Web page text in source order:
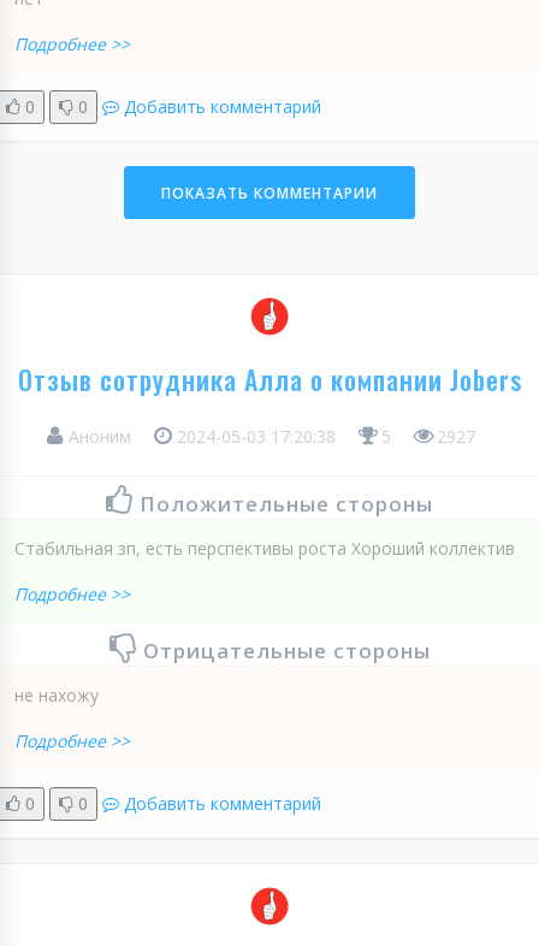
Подробнее >>
0 0 Добавить комментарий
ПОКАЗАТЬ КОММЕНТАРИИ
Отзыв сотрудника Алла о компании Jobers
Аноним 2024-05-03 17:20:38 5 2927
Положительные стороны
Стабильная зп, есть перспективы роста Хороший коллектив
Подробнее >>
Отрицательные стороны
не нахожу
Подробнее >>
0 0 Добавить комментарий